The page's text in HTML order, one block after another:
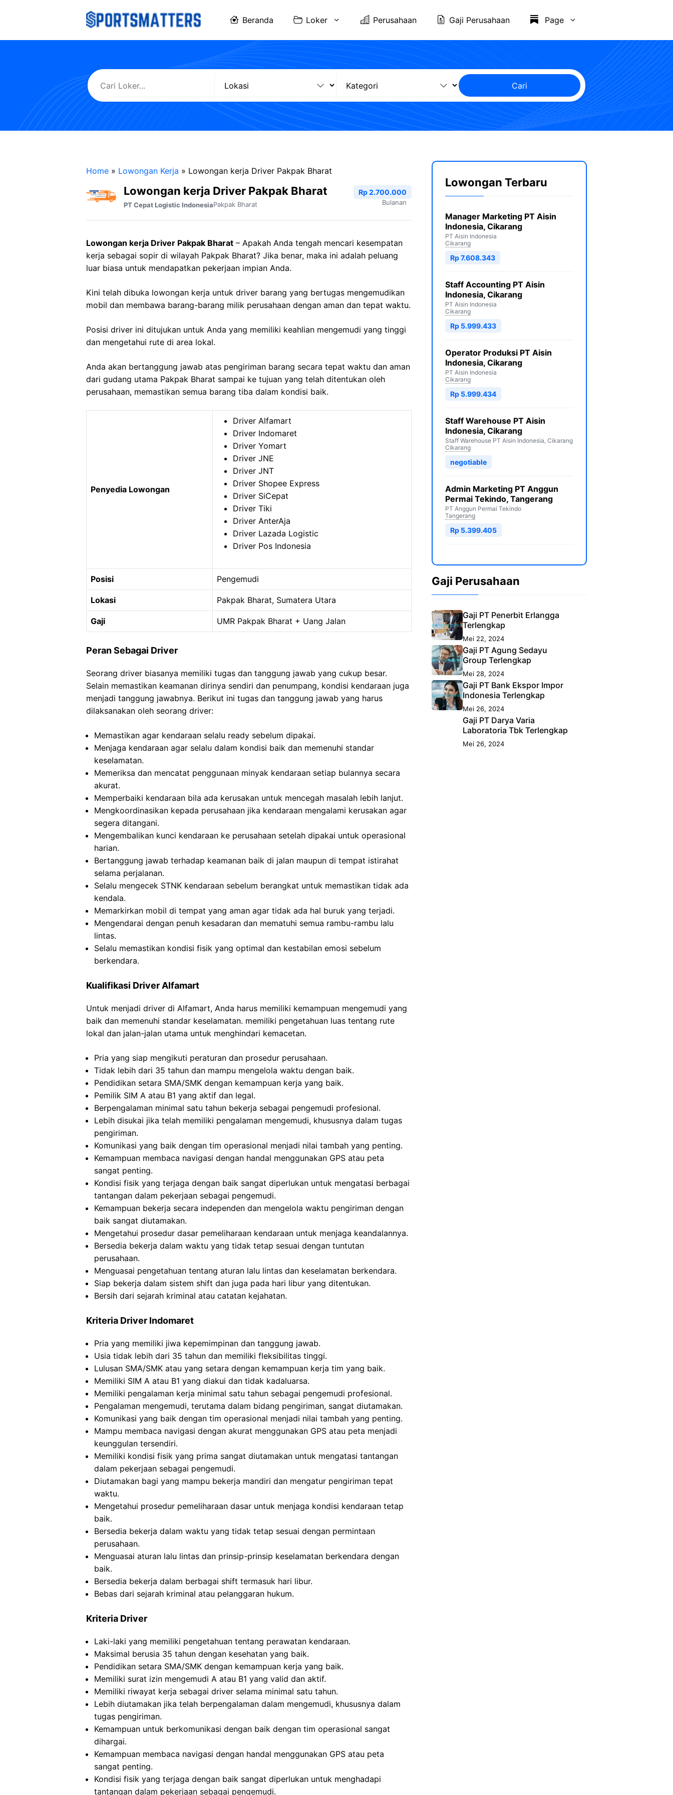
Beranda Loker Perusahaan Gaji Perusahaan Page
Cari
Home » Lowongan Kerja » Lowongan kerja Driver Pakpak Bharat
Lowongan kerja Driver Pakpak Bharat
PT Cepat Logistic IndonesiaPakpak Bharat
Rp 2.700.000
Bulanan
Lowongan kerja Driver Pakpak Bharat – Apakah Anda tengah mencari kesempatan
kerja sebagai sopir di wilayah Pakpak Bharat? Jika benar, maka ini adalah peluang
luar biasa untuk mendapatkan pekerjaan impian Anda.
Kini telah dibuka lowongan kerja untuk driver barang yang bertugas mengemudikan
mobil dan membawa barang-barang milik perusahaan dengan aman dan tepat waktu.
Posisi driver ini ditujukan untuk Anda yang memiliki keahlian mengemudi yang tinggi
dan mengetahui rute di area lokal.
Anda akan bertanggung jawab atas pengiriman barang secara tepat waktu dan aman
dari gudang utama Pakpak Bharat sampai ke tujuan yang telah ditentukan oleh
perusahaan, memastikan semua barang tiba dalam kondisi baik.
Penyedia Lowongan
Driver Alfamart
Driver Indomaret
Driver Yomart
Driver JNE
Driver JNT
Driver Shopee Express
Driver SiCepat
Driver Tiki
Driver AnterAja
Driver Lazada Logistic
Driver Pos Indonesia
Posisi Pengemudi
Lokasi Pakpak Bharat, Sumatera Utara
Gaji UMR Pakpak Bharat + Uang Jalan
Peran Sebagai Driver
Seorang driver biasanya memiliki tugas dan tanggung jawab yang cukup besar.
Selain memastikan keamanan dirinya sendiri dan penumpang, kondisi kendaraan juga
menjadi tanggung jawabnya. Berikut ini tugas dan tanggung jawab yang harus
dilaksanakan oleh seorang driver:
Memastikan agar kendaraan selalu ready sebelum dipakai.
Menjaga kendaraan agar selalu dalam kondisi baik dan memenuhi standar
keselamatan.
Memeriksa dan mencatat penggunaan minyak kendaraan setiap bulannya secara
akurat.
Memperbaiki kendaraan bila ada kerusakan untuk mencegah masalah lebih lanjut.
Mengkoordinasikan kepada perusahaan jika kendaraan mengalami kerusakan agar
segera ditangani.
Mengembalikan kunci kendaraan ke perusahaan setelah dipakai untuk operasional
harian.
Bertanggung jawab terhadap keamanan baik di jalan maupun di tempat istirahat
selama perjalanan.
Selalu mengecek STNK kendaraan sebelum berangkat untuk memastikan tidak ada
kendala.
Memarkirkan mobil di tempat yang aman agar tidak ada hal buruk yang terjadi.
Mengendarai dengan penuh kesadaran dan mematuhi semua rambu-rambu lalu
lintas.
Selalu memastikan kondisi fisik yang optimal dan kestabilan emosi sebelum
berkendara.
Kualifikasi Driver Alfamart
Untuk menjadi driver di Alfamart, Anda harus memiliki kemampuan mengemudi yang
baik dan memenuhi standar keselamatan. memiliki pengetahuan luas tentang rute
lokal dan jalan-jalan utama untuk menghindari kemacetan.
Pria yang siap mengikuti peraturan dan prosedur perusahaan.
Tidak lebih dari 35 tahun dan mampu mengelola waktu dengan baik.
Pendidikan setara SMA/SMK dengan kemampuan kerja yang baik.
Pemilik SIM A atau B1 yang aktif dan legal.
Berpengalaman minimal satu tahun bekerja sebagai pengemudi profesional.
Lebih disukai jika telah memiliki pengalaman mengemudi, khususnya dalam tugas
pengiriman.
Komunikasi yang baik dengan tim operasional menjadi nilai tambah yang penting.
Kemampuan membaca navigasi dengan handal menggunakan GPS atau peta
sangat penting.
Kondisi fisik yang terjaga dengan baik sangat diperlukan untuk mengatasi berbagai
tantangan dalam pekerjaan sebagai pengemudi.
Kemampuan bekerja secara independen dan mengelola waktu pengiriman dengan
baik sangat diutamakan.
Mengetahui prosedur dasar pemeliharaan kendaraan untuk menjaga keandalannya.
Bersedia bekerja dalam waktu yang tidak tetap sesuai dengan tuntutan
perusahaan.
Menguasai pengetahuan tentang aturan lalu lintas dan keselamatan berkendara.
Siap bekerja dalam sistem shift dan juga pada hari libur yang ditentukan.
Bersih dari sejarah kriminal atau catatan kejahatan.
Kriteria Driver Indomaret
Pria yang memiliki jiwa kepemimpinan dan tanggung jawab.
Usia tidak lebih dari 35 tahun dan memiliki fleksibilitas tinggi.
Lulusan SMA/SMK atau yang setara dengan kemampuan kerja tim yang baik.
Memiliki SIM A atau B1 yang diakui dan tidak kadaluarsa.
Memiliki pengalaman kerja minimal satu tahun sebagai pengemudi profesional.
Pengalaman mengemudi, terutama dalam bidang pengiriman, sangat diutamakan.
Komunikasi yang baik dengan tim operasional menjadi nilai tambah yang penting.
Mampu membaca navigasi dengan akurat menggunakan GPS atau peta menjadi
keunggulan tersendiri.
Memiliki kondisi fisik yang prima sangat diutamakan untuk mengatasi tantangan
dalam pekerjaan sebagai pengemudi.
Diutamakan bagi yang mampu bekerja mandiri dan mengatur pengiriman tepat
waktu.
Mengetahui prosedur pemeliharaan dasar untuk menjaga kondisi kendaraan tetap
baik.
Bersedia bekerja dalam waktu yang tidak tetap sesuai dengan permintaan
perusahaan.
Menguasai aturan lalu lintas dan prinsip-prinsip keselamatan berkendara dengan
baik.
Bersedia bekerja dalam berbagai shift termasuk hari libur.
Bebas dari sejarah kriminal atau pelanggaran hukum.
Kriteria Driver
Laki-laki yang memiliki pengetahuan tentang perawatan kendaraan.
Maksimal berusia 35 tahun dengan kesehatan yang baik.
Pendidikan setara SMA/SMK dengan kemampuan kerja yang baik.
Memiliki surat izin mengemudi A atau B1 yang valid dan aktif.
Memiliki riwayat kerja sebagai driver selama minimal satu tahun.
Lebih diutamakan jika telah berpengalaman dalam mengemudi, khususnya dalam
tugas pengiriman.
Kemampuan untuk berkomunikasi dengan baik dengan tim operasional sangat
dihargai.
Kemampuan membaca navigasi dengan handal menggunakan GPS atau peta
sangat penting.
Kondisi fisik yang terjaga dengan baik sangat diperlukan untuk menghadapi
tantangan dalam pekerjaan sebagai pengemudi.
Lowongan Terbaru
Manager Marketing PT Aisin
Indonesia, Cikarang
PT Aisin Indonesia
Cikarang
Rp 7.608.343
Staff Accounting PT Aisin
Indonesia, Cikarang
PT Aisin Indonesia
Cikarang
Rp 5.999.433
Operator Produksi PT Aisin
Indonesia, Cikarang
PT Aisin Indonesia
Cikarang
Rp 5.999.434
Staff Warehouse PT Aisin
Indonesia, Cikarang
Staff Warehouse PT Aisin Indonesia, Cikarang
Cikarang
negotiable
Admin Marketing PT Anggun
Permai Tekindo, Tangerang
PT Anggun Permai Tekindo
Tangerang
Rp 5.399.405
Gaji Perusahaan
Gaji PT Penerbit Erlangga
Terlengkap
Mei 22, 2024
Gaji PT Agung Sedayu
Group Terlengkap
Mei 28, 2024
Gaji PT Bank Ekspor Impor
Indonesia Terlengkap
Mei 26, 2024
Gaji PT Darya Varia
Laboratoria Tbk Terlengkap
Mei 26, 2024